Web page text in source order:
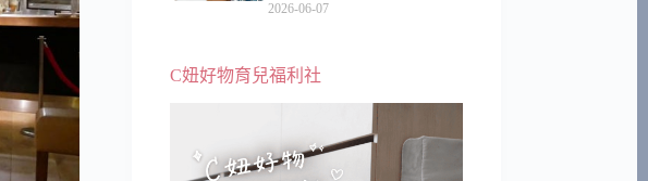
長崎、那霸｜餐點升級、表
2026-06-07
C妞好物育兒福利社